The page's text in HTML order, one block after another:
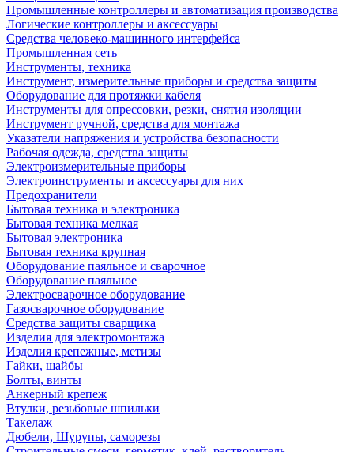
Промышленные контроллеры и автоматизация производства
Логические контроллеры и аксессуары
Средства человеко-машинного интерфейса
Промышленная сеть
Инструменты, техника
Инструмент, измерительные приборы и средства защиты
Оборудование для протяжки кабеля
Инструменты для опрессовки, резки, снятия изоляции
Инструмент ручной, средства для монтажа
Указатели напряжения и устройства безопасности
Рабочая одежда, средства защиты
Электроизмерительные приборы
Электроинструменты и аксессуары для них
Предохранители
Бытовая техника и электроника
Бытовая техника мелкая
Бытовая электроника
Бытовая техника крупная
Оборудование паяльное и сварочное
Оборудование паяльное
Электросварочное оборудование
Газосварочное оборудование
Средства защиты сварщика
Изделия для электромонтажа
Изделия крепежные, метизы
Гайки, шайбы
Болты, винты
Анкерный крепеж
Втулки, резьбовые шпильки
Такелаж
Дюбели, Шурупы, саморезы